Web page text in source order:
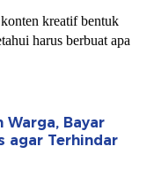
kreatif bentuk
harus berbuat apa
Bayar
agar Terhindar